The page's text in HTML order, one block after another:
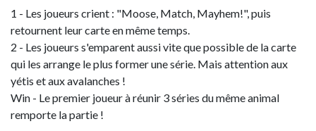
1 - Les joueurs crient : "Moose, Match, Mayhem!", puis
retournent leur carte en même temps.
2 - Les joueurs s'emparent aussi vite que possible de la carte
qui les arrange le plus former une série. Mais attention aux
yétis et aux avalanches !
Win - Le premier joueur à réunir 3 séries du même animal
remporte la partie !